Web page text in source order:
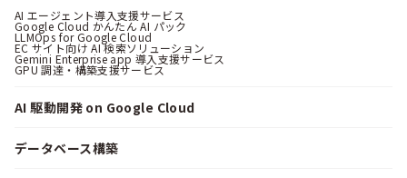
AI エージェント導入支援サービス
Google Cloud かんたん AI パック
LLMOps for Google Cloud
EC サイト向け AI 検索ソリューション
Gemini Enterprise app 導入支援サービス
GPU 調達・構築支援サービス
AI 駆動開発 on Google Cloud
データベース構築